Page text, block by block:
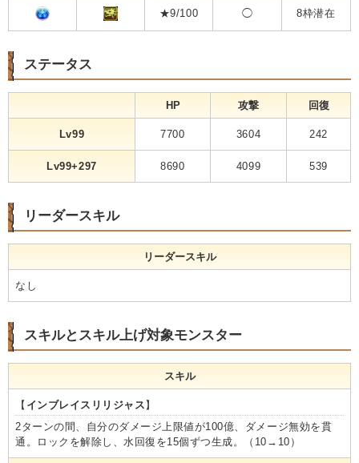
★9/100 ◯ 8枠潜在
ステータス
HP 攻撃 回復
Lv99 7700 3604 242
Lv99+297 8690 4099 539
リーダースキル
リーダースキル
なし
スキルとスキル上げ対象モンスター
スキル
【 インブレイスリリジャス 】
2ターンの間、自分のダメージ上限値が100億、ダメージ無効を貫
通。ロックを解除し、水回復を15個ずつ生成。（10→10）